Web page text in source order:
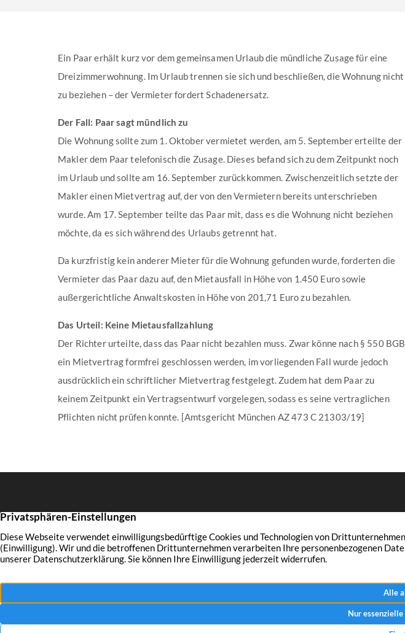
Ein Paar erhält kurz vor dem gemeinsamen Urlaub die mündliche Zusage für eine
Dreizimmerwohnung. Im Urlaub trennen sie sich und beschließen, die Wohnung nicht
zu beziehen – der Vermieter fordert Schadenersatz.
Der Fall: Paar sagt mündlich zu
Die Wohnung sollte zum 1. Oktober vermietet werden, am 5. September erteilte der
Makler dem Paar telefonisch die Zusage. Dieses befand sich zu dem Zeitpunkt noch
im Urlaub und sollte am 16. September zurückkommen. Zwischenzeitlich setzte der
Makler einen Mietvertrag auf, der von den Vermietern bereits unterschrieben
wurde. Am 17. September teilte das Paar mit, dass es die Wohnung nicht beziehen
möchte, da es sich während des Urlaubs getrennt hat.
Da kurzfristig kein anderer Mieter für die Wohnung gefunden wurde, forderten die
Vermieter das Paar dazu auf, den Mietausfall in Höhe von 1.450 Euro sowie
außergerichtliche Anwaltskosten in Höhe von 201,71 Euro zu bezahlen.
Das Urteil: Keine Mietausfallzahlung
Der Richter urteilte, dass das Paar nicht bezahlen muss. Zwar könne nach § 550 BGB
ein Mietvertrag formfrei geschlossen werden, im vorliegenden Fall wurde jedoch
ausdrücklich ein schriftlicher Mietvertrag festgelegt. Zudem hat dem Paar zu
keinem Zeitpunkt ein Vertragsentwurf vorgelegen, sodass es seine vertraglichen
Pflichten nicht prüfen konnte. [Amtsgericht München AZ 473 C 21303/19]
Münsterstraße 13
44145 Dortmund
Prof. Dr. Raphael Spieker & Klaus Spieker
Wir sind Mitglied im IVD